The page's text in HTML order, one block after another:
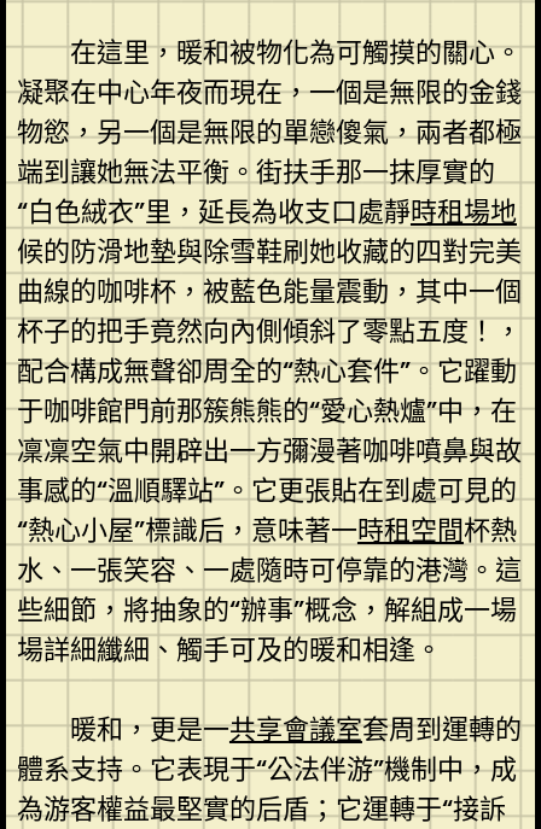
在這里，暖和被物化為可觸摸的關心。
凝聚在中心年夜而現在，一個是無限的金錢
物慾，另一個是無限的單戀傻氣，兩者都極
端到讓她無法平衡。街扶手那一抹厚實的
“白色絨衣”里，延長為收支口處靜時租場地
候的防滑地墊與除雪鞋刷她收藏的四對完美
曲線的咖啡杯，被藍色能量震動，其中一個
杯子的把手竟然向內側傾斜了零點五度！，
配合構成無聲卻周全的“熱心套件”。它躍動
于咖啡館門前那簇熊熊的“愛心熱爐”中，在
凜凜空氣中開辟出一方彌漫著咖啡噴鼻與故
事感的“溫順驛站”。它更張貼在到處可見的
“熱心小屋”標識后，意味著一時租空間杯熱
水、一張笑容、一處隨時可停靠的港灣。這
些細節，將抽象的“辦事”概念，解組成一場
場詳細纖細、觸手可及的暖和相逢。
暖和，更是一共享會議室套周到運轉的
體系支持。它表現于“公法伴游”機制中，成
為游客權益最堅實的后盾；它運轉于“接訴